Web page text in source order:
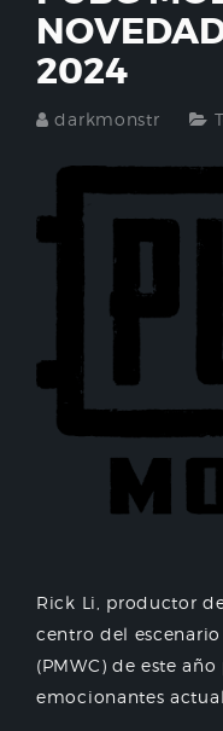
2024
darkmonstr
Rick Li, productor
centro del
(PMWC) de este
emocionantes